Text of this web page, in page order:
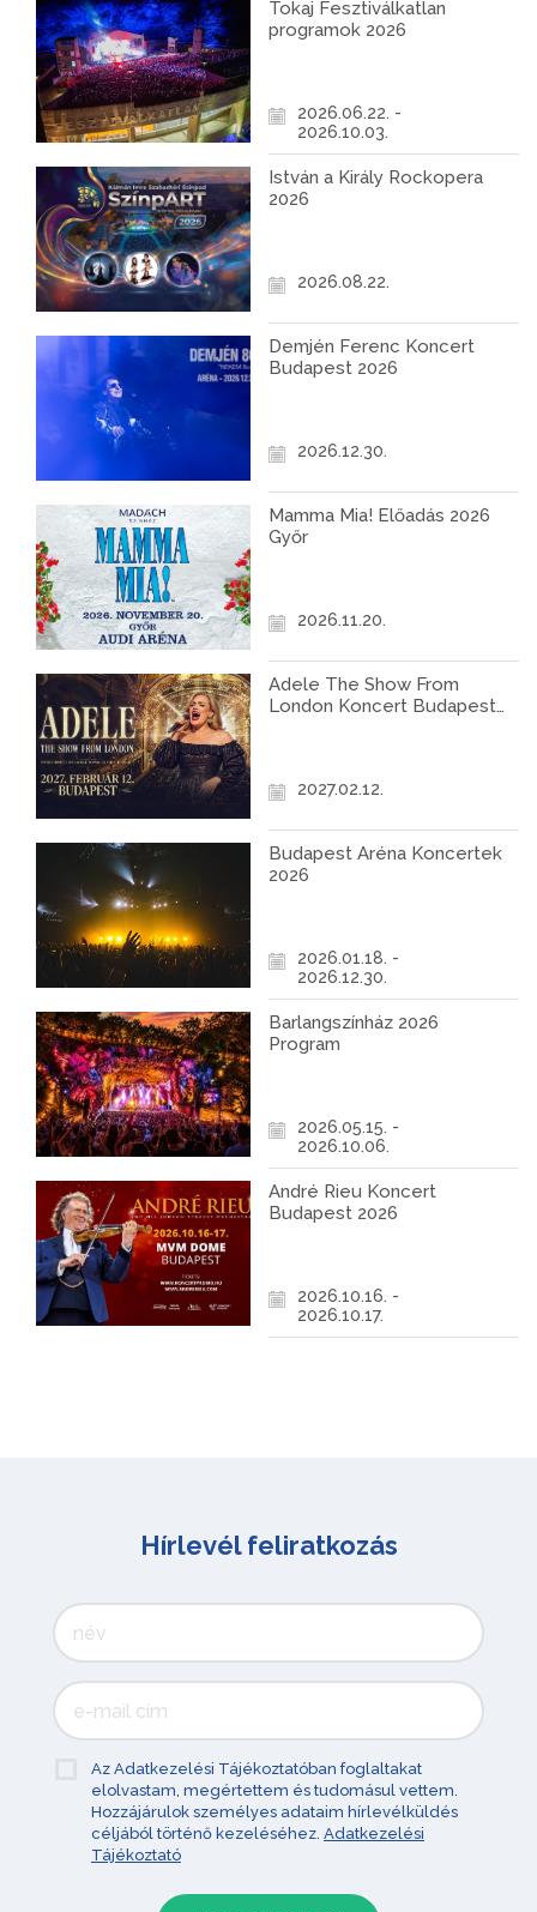
Tokaj Fesztiválkatlan
programok 2026
2026.06.22. -
2026.10.03.
István a Király Rockopera
2026
2026.08.22.
Demjén Ferenc Koncert
Budapest 2026
2026.12.30.
Mamma Mia! Előadás 2026
Győr
2026.11.20.
Adele The Show From
London Koncert Budapest
2027.02.12.
Budapest Aréna Koncertek
2026
2026.01.18. -
2026.12.30.
Barlangszínház 2026
Program
2026.05.15. -
2026.10.06.
André Rieu Koncert
Budapest 2026
2026.10.16. -
2026.10.17.
Hírlevél feliratkozás
Az Adatkezelési Tájékoztatóban foglaltakat
elolvastam, megértettem és tudomásul vettem.
Hozzájárulok személyes adataim hírlevélküldés
céljából történő kezeléséhez. Adatkezelési
Tájékoztató